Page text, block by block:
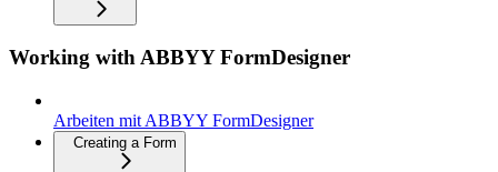
Working with ABBYY FormDesigner
Arbeiten mit ABBYY FormDesigner
Creating a Form